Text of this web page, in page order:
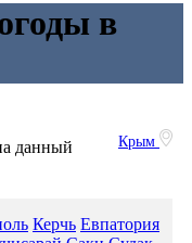
в
Крым
данный
Керчь Евпатория